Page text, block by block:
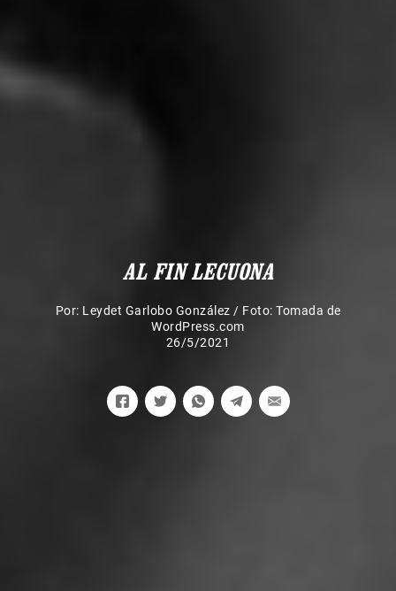
AL FIN LECUONA
Por: Leydet Garlobo González / Foto: Tomada de
WordPress.com
26/5/2021